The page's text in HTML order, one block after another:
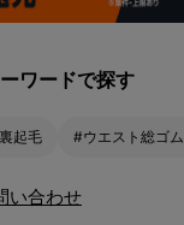
ワードで探す
起毛 #ウエスト総ゴム
い合わせ